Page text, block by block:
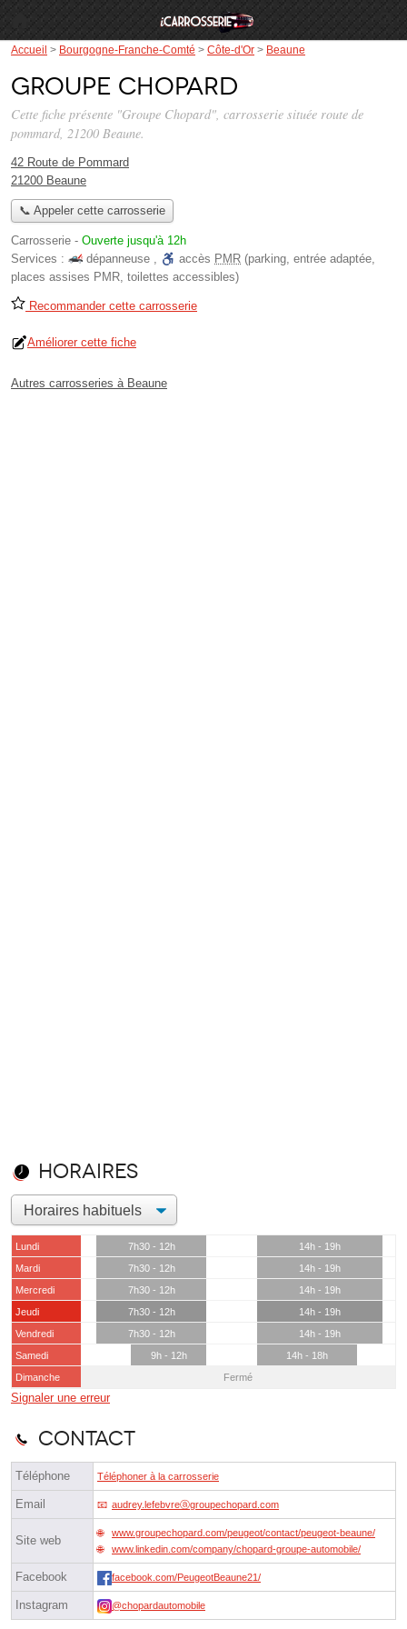
Accueil > Bourgogne-Franche-Comté > Côte-d'Or > Beaune
Groupe Chopard
Cette fiche présente "Groupe Chopard", carrosserie située route de
pommard, 21200 Beaune.
42 Route de Pommard
21200 Beaune
📞 Appeler cette carrosserie
Carrosserie - Ouverte jusqu'à 12h
Services :
dépanneuse , accès PMR (parking, entrée adaptée,
places assises PMR, toilettes accessibles)
Recommander cette carrosserie
Améliorer cette fiche
Autres carrosseries à Beaune
Horaires
Lundi 7h30 - 12h
14h - 19h
Mardi
7h30 - 12h
14h - 19h
Mercredi
7h30 - 12h
14h - 19h
Jeudi
7h30 - 12h
14h - 19h
Vendredi
7h30 - 12h
14h - 19h
Samedi
9h - 12h
14h - 18h
Dimanche
Fermé
Signaler une erreur
Contact
Téléphone Téléphoner à la carrosserie
Email audrey.lefebvreⓐgroupechopard.com
Site web
www.groupechopard.com/peugeot/contact/peugeot-beaune/
www.linkedin.com/company/chopard-groupe-automobile/
Facebook facebook.com/PeugeotBeaune21/
Instagram @chopardautomobile